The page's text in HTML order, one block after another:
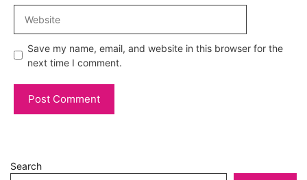
Save my name, email, and website in this browser for the
next time I comment.
Search